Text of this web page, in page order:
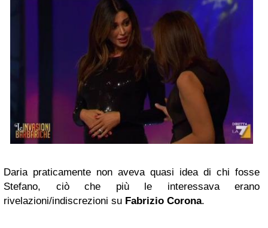
Daria praticamente non aveva quasi idea di chi fosse
Stefano, ciò che più le interessava erano
rivelazioni/indiscrezioni su Fabrizio Corona.